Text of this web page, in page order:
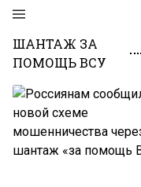
ШАНТАЖ ЗА
ПОМОЩЬ ВСУ